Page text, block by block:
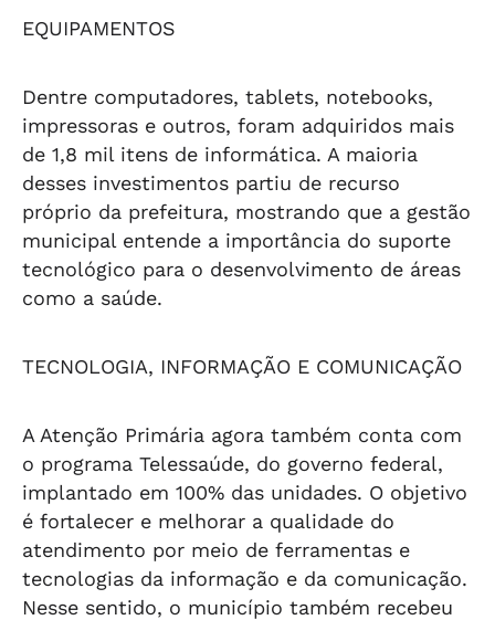
EQUIPAMENTOS
Dentre computadores, tablets, notebooks,
impressoras e outros, foram adquiridos mais
de 1,8 mil itens de informática. A maioria
desses investimentos partiu de recurso
próprio da prefeitura, mostrando que a gestão
municipal entende a importância do suporte
tecnológico para o desenvolvimento de áreas
como a saúde.
TECNOLOGIA, INFORMAÇÃO E COMUNICAÇÃO
A Atenção Primária agora também conta com
o programa Telessaúde, do governo federal,
implantado em 100% das unidades. O objetivo
é fortalecer e melhorar a qualidade do
atendimento por meio de ferramentas e
tecnologias da informação e da comunicação.
Nesse sentido, o município também recebeu